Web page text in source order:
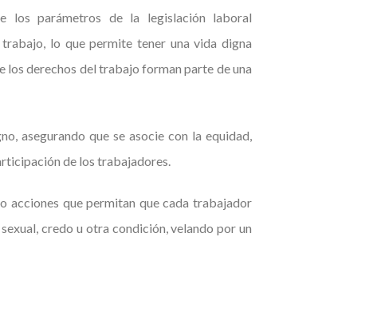
los parámetros de la legislación laboral
lo que permite tener una vida digna
los derechos del trabajo forman parte de una
asegurando que se asocie con la equidad,
de los trabajadores.
acciones que permitan que cada trabajador
credo u otra condición, velando por un